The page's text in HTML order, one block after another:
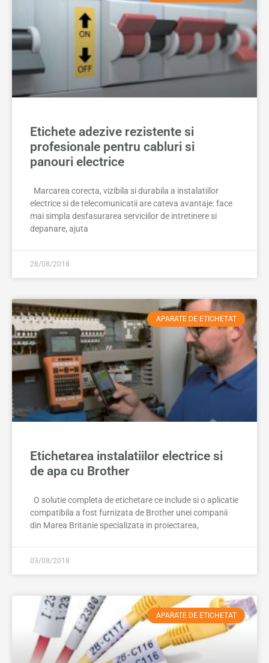
Etichete adezive rezistente si
profesionale pentru cabluri si
panouri electrice
Marcarea corecta, vizibila si durabila a instalatiilor
electrice si de telecomunicatii are cateva avantaje: face
mai simpla desfasurarea serviciilor de intretinere si
depanare, ajuta
28/08/2018
APARATE DE ETICHETAT
Etichetarea instalatiilor electrice si
de apa cu Brother
O solutie completa de etichetare ce include si o aplicatie
compatibila a fost furnizata de Brother unei companii
din Marea Britanie specializata in proiectarea,
03/08/2018
APARATE DE ETICHETAT